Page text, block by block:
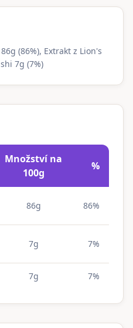
(86%), Extrakt z Lion's
7g (7%)
Množství na
100g
%
86g 86%
7g 7%
7g 7%